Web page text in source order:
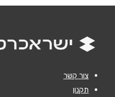
נושא*
הודעה*
צור קשר
תקנון